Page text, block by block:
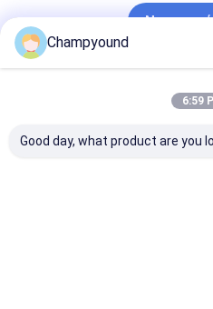
Μηχανή συγκόλλησης με
Μηχανή εισαγωγής
Μηχανή δοκιμής
Να
Champyound
6:59
Good day, what product are you